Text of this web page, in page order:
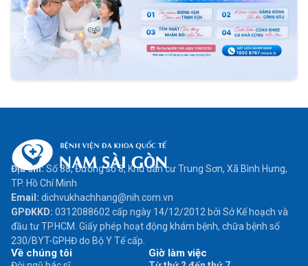
Địa chỉ:Số 88, Đường số 8, Khu dân cư Trung Sơn, Xã Bình Hưng,
TP. Hồ Chí Minh
Email: dichvukhachhang@nih.com.vn
GPĐKKD: 0312088602 cấp ngày 14/12/2012 bởi Sở Kế hoạch và
đầu tư TP.HCM. Giấy phép hoạt động khám bệnh, chữa bệnh số
230/BYT-GPHĐ do Bộ Y Tế cấp.
Về chúng tôi Giờ làm việc